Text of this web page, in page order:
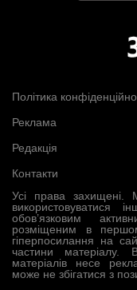
Усі права захищені.
використовуватися
обов’язковим
розміщеним в
гіперпосилання на
частини матеріалу.
матеріалів несе
може не збігатися з
Політика
Реклама
Редакція
Контакти